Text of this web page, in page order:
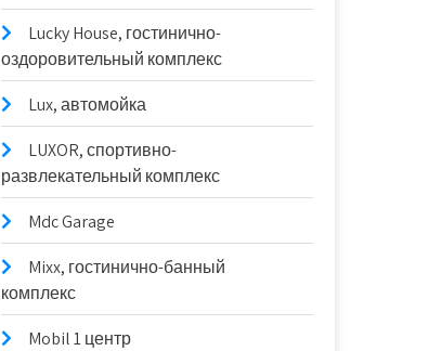
Lucky House, гостинично-
оздоровительный комплекс
Lux, автомойка
LUXOR, спортивно-
развлекательный комплекс
Mdc Garage
Mixx, гостинично-банный
комплекс
Mobil 1 центр